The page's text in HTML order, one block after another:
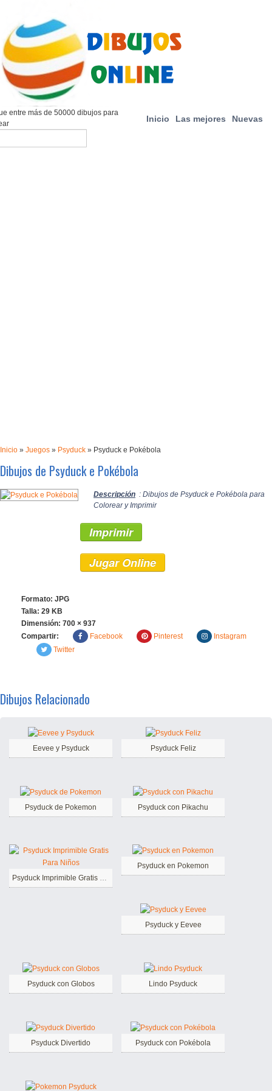
Inicio Las mejores Nuevas
entre más de 50000 dibujos para
Inicio » Juegos » Psyduck » Psyduck e Pokébola
Dibujos de Psyduck e Pokébola
Descripción : Dibujos de Psyduck e Pokébola para
Colorear y Imprimir
Imprimir
Jugar Online
Formato: JPG
Talla: 29 KB
Dimensión: 700 × 937
Compartir:
Facebook Pinterest
Instagram
Twitter
Dibujos Relacionado
Eevee y Psyduck Psyduck Feliz
Psyduck de Pokemon Psyduck con Pikachu
Psyduck en Pokemon
Psyduck y Eevee
Psyduck con Globos Lindo Psyduck
Psyduck Divertido Psyduck con Pokébola